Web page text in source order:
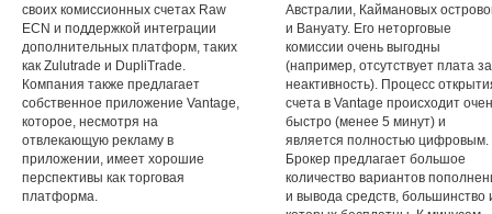
своих комиссионных счетах Raw
ECN и поддержкой интеграции
дополнительных платформ, таких
как Zulutrade и DupliTrade.
Компания также предлагает
собственное приложение Vantage,
которое, несмотря на
отвлекающую рекламу в
приложении, имеет хорошие
перспективы как торговая
платформа.
Австралии, Каймановых
и Вануату. Его неторговые
комиссии очень выгодны
(например, отсутствует плата за
неактивность). Процесс
счета в Vantage происходит
быстро (менее 5 минут) и
является полностью цифровым.
Брокер предлагает большое
количество вариантов
и вывода средств, большинство